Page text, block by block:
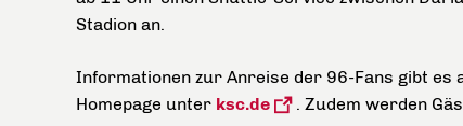
Stadion an.
Informationen zur Anreise der 96-Fans gibt es
Homepage unter ksc.de
. Zudem werden